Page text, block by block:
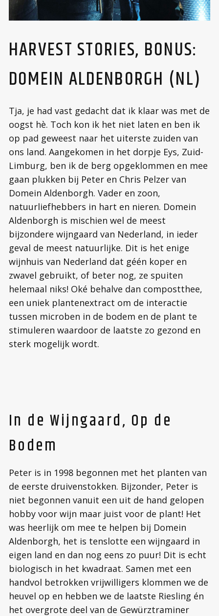
HARVEST STORIES, BONUS:
DOMEIN ALDENBORGH (NL)
Tja, je had vast gedacht dat ik klaar was met de
oogst hè. Toch kon ik het niet laten en ben ik
op pad geweest naar het uiterste zuiden van
ons land. Aangekomen in het dorpje Eys, Zuid-
Limburg, ben ik de berg opgeklommen en mee
gaan plukken bij Peter en Chris Pelzer van
Domein Aldenborgh. Vader en zoon,
natuurliefhebbers in hart en nieren. Domein
Aldenborgh is mischien wel de meest
bijzondere wijngaard van Nederland, in ieder
geval de meest natuurlijke. Dit is het enige
wijnhuis van Nederland dat géén koper en
zwavel gebruikt, of beter nog, ze spuiten
helemaal niks! Oké behalve dan compostthee,
een uniek plantenextract om de interactie
tussen microben in de bodem en de plant te
stimuleren waardoor de laatste zo gezond en
sterk mogelijk wordt.
In de Wijngaard, Op de
Bodem
Peter is in 1998 begonnen met het planten van
de eerste druivenstokken. Bijzonder, Peter is
niet begonnen vanuit een uit de hand gelopen
hobby voor wijn maar juist voor de plant! Het
was heerlijk om mee te helpen bij Domein
Aldenborgh, het is tenslotte een wijngaard in
eigen land en dan nog eens zo puur! Dit is echt
biologisch in het kwadraat. Samen met een
handvol betrokken vrijwilligers klommen we de
heuvel op en hebben we de laatste Riesling én
het overgrote deel van de Gewürztraminer